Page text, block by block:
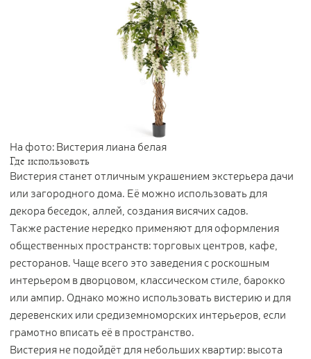
На фото: Вистерия лиана белая
Где использовать
Вистерия станет отличным украшением экстерьера дачи
или загородного дома. Её можно использовать для
декора беседок, аллей, создания висячих садов.
Также растение нередко применяют для оформления
общественных пространств: торговых центров, кафе,
ресторанов. Чаще всего это заведения с роскошным
интерьером в дворцовом, классическом стиле, барокко
или ампир. Однако можно использовать вистерию и для
деревенских или средиземноморских интерьеров, если
грамотно вписать её в пространство.
Вистерия не подойдёт для небольших квартир: высота